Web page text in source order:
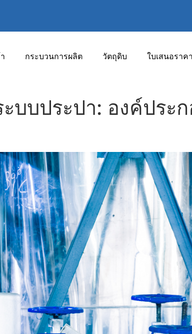
กระบวนการผลิต วัตถุดิบ ใบเสนอราคา
บบประปา: องค์ประ